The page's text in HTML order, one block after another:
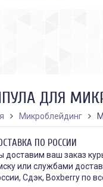
ДЛЯ
Микроблейдинг
ПО РОССИИ
доставим ваш заказ
или службами
Сдэк, Boxberry по